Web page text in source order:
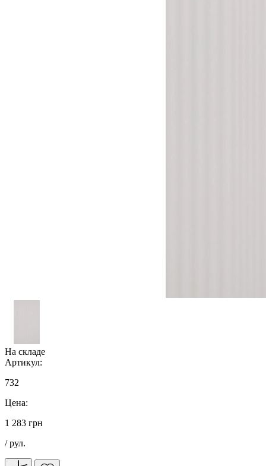
На складе
Артикул:
732
Цена:
1 283 грн
/ рул.